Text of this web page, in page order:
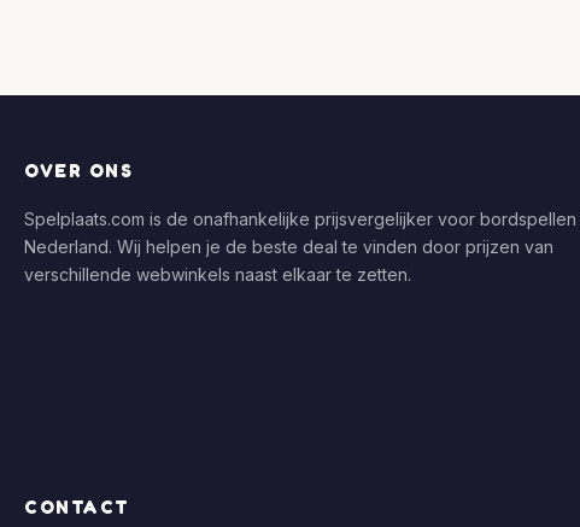
OVER ONS
Spelplaats.com is de onafhankelijke prijsvergelijker voor bordspellen
Nederland. Wij helpen je de beste deal te vinden door prijzen van
verschillende webwinkels naast elkaar te zetten.
CONTACT